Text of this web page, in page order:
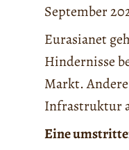
September
Eurasianet
Hindernisse
Markt.
Infrastruktur
Eine